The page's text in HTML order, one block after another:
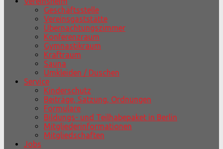
Geschäftsstelle
Vereinsgaststätte
Übernachtungszimmer
Konferenzraum
Gymnastikraum
Kraftraum
Sauna
Umkleiden / Duschen
Service
Kinderschutz
Beiträge, Satzung, Ordnungen
Formulare
Bildungs- und Teilhabepaket in Berlin
Mitgliederinformationen
Mitgliedschaften
Jobs